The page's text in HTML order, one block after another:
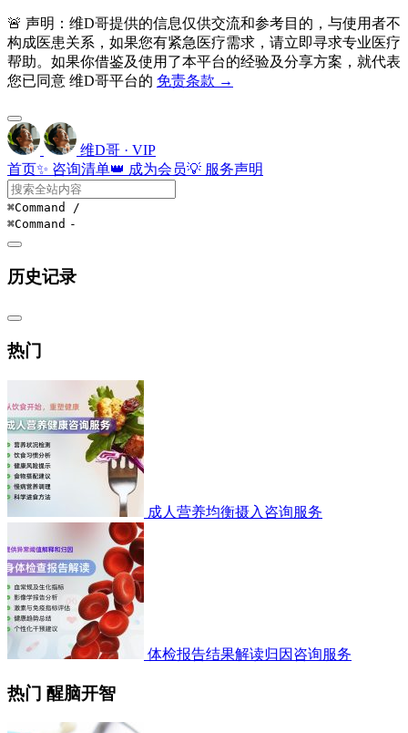
🚨 声明：维D哥提供的信息仅供交流和参考目的，与使用者不
构成医患关系，如果您有紧急医疗需求，请立即寻求专业医疗
帮助。如果你借鉴及使用了本平台的经验及分享方案，就代表
您已同意 维D哥平台的 免责条款 →
维D哥 · VIP
首页✨ 咨询清单👑 成为会员💡 服务声明
⌘Command /
⌘Command -
历史记录
热门
成人营养均衡摄入咨询服务
体检报告结果解读归因咨询服务
热门 醒脑开智